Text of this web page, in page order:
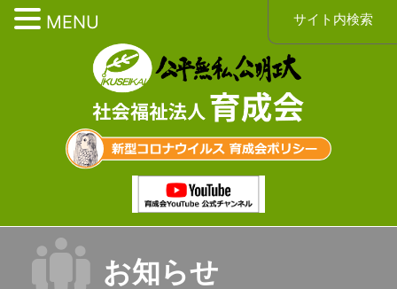
お知らせ
サイト内検索
MENU